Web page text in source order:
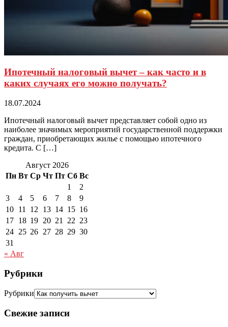
Ипотечный налоговый вычет – как часто и в
каких случаях его можно получать?
18.07.2024
Ипотечный налоговый вычет представляет собой одно из
наиболее значимых мероприятий государственной поддержки
граждан, приобретающих жилье с помощью ипотечного
кредита. С […]
Август 2026
Пн Вт Ср Чт Пт Сб Вс
1
2
3
4 5 6 7 8
9
10 11 12 13 14 15 16
17 18 19 20 21 22 23
24 25 26 27 28 29 30
31
« Авг
Рубрики
Рубрики
Свежие записи